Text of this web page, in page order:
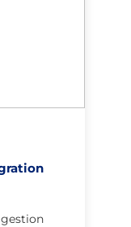
gestion